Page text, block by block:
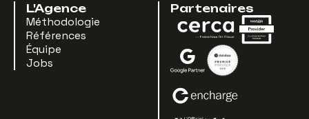
L'Agence
Méthodologie
Références
Équipe
Jobs
Partenaires